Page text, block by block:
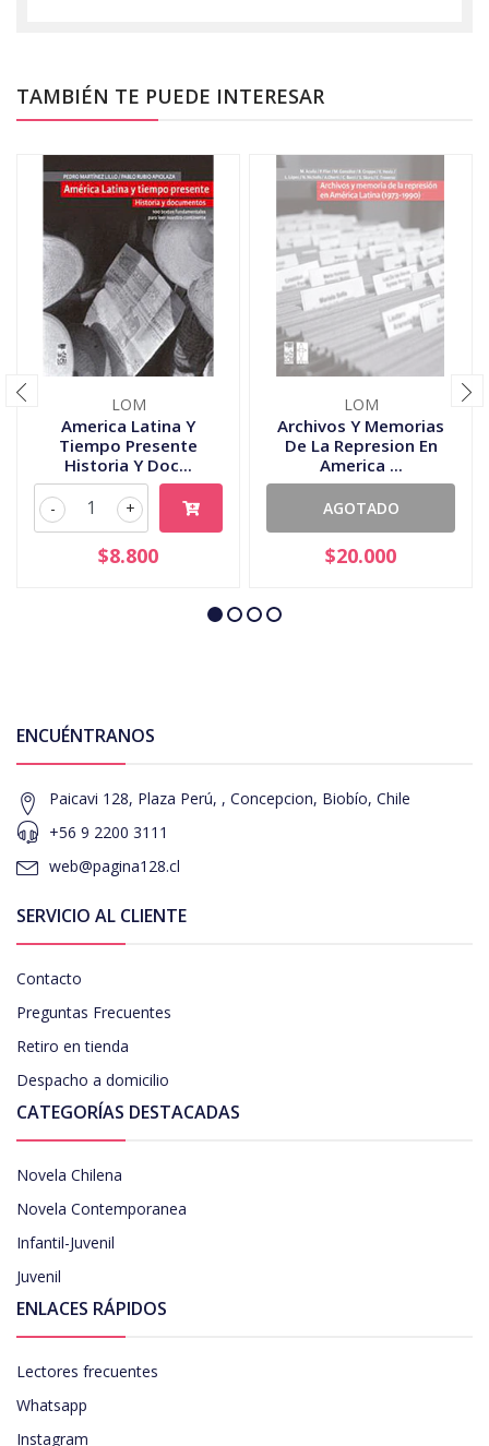
TAMBIÉN TE PUEDE INTERESAR
LOM
America Latina Y
Tiempo Presente
Historia Y Doc...
+
-
$8.800
LOM
Archivos Y Memorias
De La Represion En
America ...
AGOTADO
$20.000
ENCUÉNTRANOS
Paicavi 128, Plaza Perú, , Concepcion, Biobío, Chile
+56 9 2200 3111
web@pagina128.cl
SERVICIO AL CLIENTE
Contacto
Preguntas Frecuentes
Retiro en tienda
Despacho a domicilio
CATEGORÍAS DESTACADAS
Novela Chilena
Novela Contemporanea
Infantil-Juvenil
Juvenil
ENLACES RÁPIDOS
Lectores frecuentes
Whatsapp
Instagram